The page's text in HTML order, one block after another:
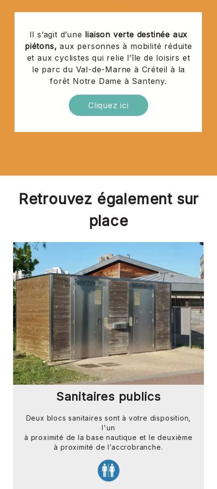
Il s’agit d’une liaison verte destinée aux
piétons, aux personnes à mobilité réduite
et aux cyclistes qui relie l’île de loisirs et
le parc du Val-de-Marne à Créteil à la
forêt Notre Dame à Santeny.
Cliquez ici
Retrouvez également sur
place
Sanitaires publics
Deux blocs sanitaires sont à votre disposition,
l'un
à proximité de la base nautique et le deuxième
à proximité de l’accrobranche.